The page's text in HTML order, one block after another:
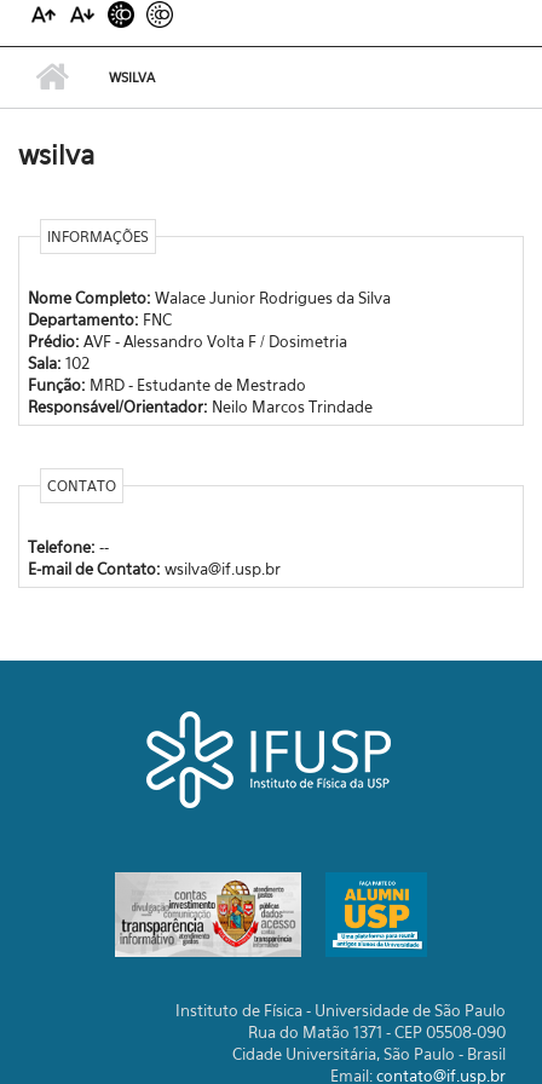
WSILVA
wsilva
INFORMAÇÕES
Nome Completo: Walace Junior Rodrigues da Silva
Departamento: FNC
Prédio: AVF - Alessandro Volta F / Dosimetria
Sala: 102
Função: MRD - Estudante de Mestrado
Responsável/Orientador: Neilo Marcos Trindade
CONTATO
Telefone: --
E-mail de Contato: wsilva@if.usp.br
Instituto de Física - Universidade de São Paulo
Rua do Matão 1371 - CEP 05508-090
Cidade Universitária, São Paulo - Brasil
Email:contato@if.usp.br